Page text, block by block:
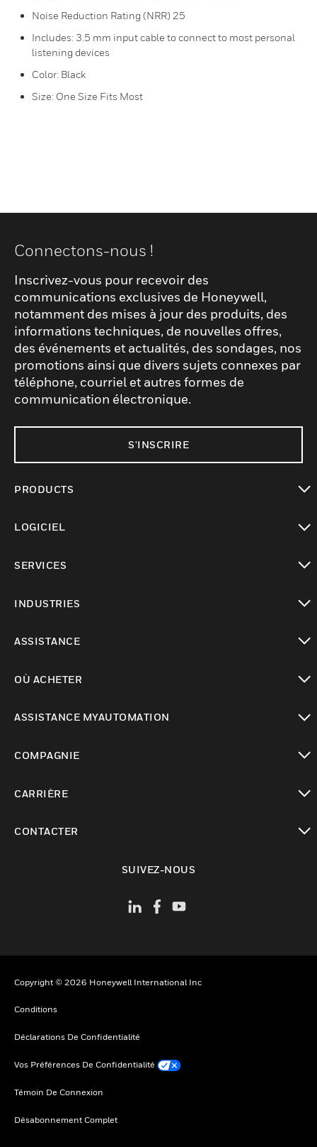
Noise Reduction Rating (NRR) 25
Includes: 3.5 mm input cable to connect to most personal
listening devices
Color: Black
Size: One Size Fits Most
Connectons-nous !
Inscrivez-vous pour recevoir des
communications exclusives de Honeywell,
notamment des mises à jour des produits, des
informations techniques, de nouvelles offres,
des événements et actualités, des sondages, nos
promotions ainsi que divers sujets connexes par
téléphone, courriel et autres formes de
communication électronique.
S'INSCRIRE
PRODUCTS
LOGICIEL
SERVICES
INDUSTRIES
ASSISTANCE
OÙ ACHETER
ASSISTANCE MYAUTOMATION
COMPAGNIE
CARRIÈRE
CONTACTER
SUIVEZ-NOUS
Copyright © 2026 Honeywell International Inc
Conditions
Déclarations De Confidentialité
Vos Préférences De Confidentialité
Témoin De Connexion
Désabonnement Complet